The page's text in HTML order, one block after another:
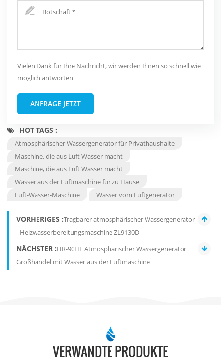
Vielen Dank für Ihre Nachricht, wir werden Ihnen so schnell wie
möglich antworten!
ANFRAGE JETZT
HOT TAGS :
Atmosphärischer Wassergenerator für Privathaushalte
Maschine, die aus Luft Wasser macht
Maschine, die aus Luft Wasser macht
Wasser aus der Luftmaschine für zu Hause
Luft-Wasser-Maschine
Wasser vom Luftgenerator
VORHERIGES :Tragbarer atmosphärischer Wassergenerator
- Heizwasserbereitungsmaschine ZL9130D
NÄCHSTER :HR-90HE Atmosphärischer Wassergenerator
Großhandel mit Wasser aus der Luftmaschine
VERWANDTE PRODUKTE